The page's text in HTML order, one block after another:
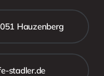
Hauzenberg
stadler.de